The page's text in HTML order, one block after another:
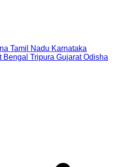
Tamil Nadu Karnataka
Bengal Tripura Gujarat Odisha